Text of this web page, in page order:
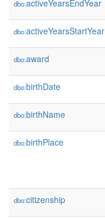
dbo:activeYearsEndYear
dbo:activeYearsStartYear
dbo:award
dbo:birthDate
dbo:birthName
dbo:birthPlace
dbo:citizenship